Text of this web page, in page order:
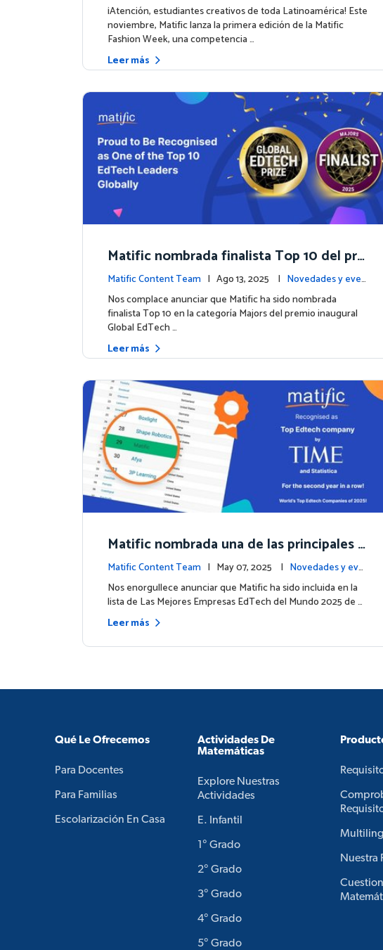
ntos
¡Atención, estudiantes creativos de toda Latinoamérica! Este
noviembre, Matific lanza la primera edición de la Matific
Fashion Week, una competencia …
Leer más
Matific nombrada finalista Top 10 del pre
mio inaugural Global EdTech Prize
Matific Content Team | Ago 13, 2025 | Novedades y even
tos
Nos complace anunciar que Matific ha sido nombrada
finalista Top 10 en la categoría Majors del premio inaugural
Global EdTech …
Leer más
Matific nombrada una de las principales e
mpresas EdTech del mundo por TIME en
2025
Matific Content Team | May 07, 2025 | Novedades y eve
ntos
Nos enorgullece anunciar que Matific ha sido incluida en la
lista de Las Mejores Empresas EdTech del Mundo 2025 de …
Leer más
Qué Le Ofrecemos
Para Docentes
Para Familias
Escolarización En Casa
Actividades De
Matemáticas
Explore Nuestras
Actividades
E. Infantil
1° Grado
2° Grado
3° Grado
4° Grado
5° Grado
Nuestra